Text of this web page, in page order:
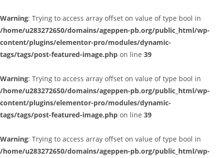
Warning: Trying to access array offset on value of type bool in
/home/u283272650/domains/ageppen-pb.org/public_html/wp-
content/plugins/elementor-pro/modules/dynamic-
tags/tags/post-featured-image.php on line 39
Warning: Trying to access array offset on value of type bool in
/home/u283272650/domains/ageppen-pb.org/public_html/wp-
content/plugins/elementor-pro/modules/dynamic-
tags/tags/post-featured-image.php on line 39
Warning: Trying to access array offset on value of type bool in
/home/u283272650/domains/ageppen-pb.org/public_html/wp-